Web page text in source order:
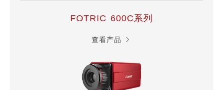
FOTRIC 600C系列
查看产品